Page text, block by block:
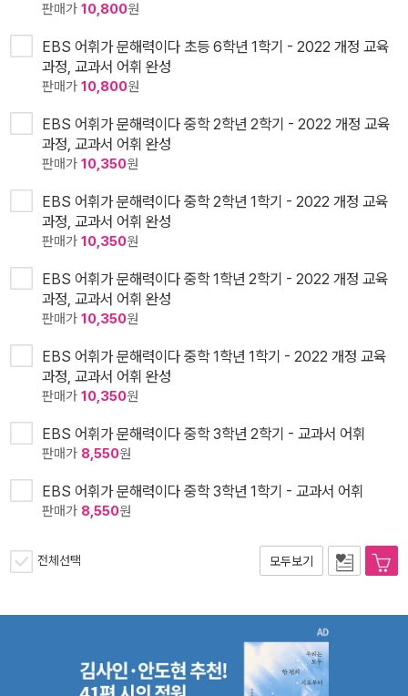
판매가 10,800원
EBS 어휘가 문해력이다 초등 6학년 1학기 - 2022 개정 교육
과정, 교과서 어휘 완성
판매가 10,800원
EBS 어휘가 문해력이다 중학 2학년 2학기 - 2022 개정 교육
과정, 교과서 어휘 완성
판매가 10,350원
EBS 어휘가 문해력이다 중학 2학년 1학기 - 2022 개정 교육
과정, 교과서 어휘 완성
판매가 10,350원
EBS 어휘가 문해력이다 중학 1학년 2학기 - 2022 개정 교육
과정, 교과서 어휘 완성
판매가 10,350원
EBS 어휘가 문해력이다 중학 1학년 1학기 - 2022 개정 교육
과정, 교과서 어휘 완성
판매가 10,350원
EBS 어휘가 문해력이다 중학 3학년 2학기 - 교과서 어휘
판매가 8,550원
EBS 어휘가 문해력이다 중학 3학년 1학기 - 교과서 어휘
판매가 8,550원
전체선택 모두보기